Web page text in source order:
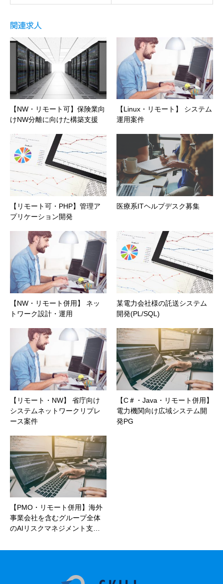
関連求人
【NW・リモート可】保険業向
けNW分離に向けた構築支援
【Linux・リモート】 システム
運用案件
【リモート可・PHP】管理ア
プリケーション開発
医療系ITヘルプデスク募集
【NW・リモート併用】 ネッ
トワーク設計・運用
某電力会社様の託送システム
開発(PL/SQL)
【リモート・NW】 省庁向け
システムネットワークリプレ
ース案件
【C＃・Java・リモート併用】
電力機関向け広域システム開
発PG
【PMO・リモート併用】海外
事業会社を含むグループ全体
のAIリスクマネジメント支…